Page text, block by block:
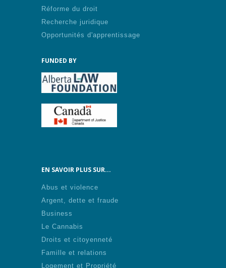
Réforme du droit
Recherche juridique
Opportunités d'apprentissage
FUNDED BY
EN SAVOIR PLUS SUR...
Abus et violence
Argent, dette et fraude
Business
Le Cannabis
Droits et citoyenneté
Famille et relations
Logement et Propriété